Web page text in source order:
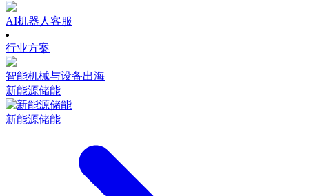
AI机器人客服
行业方案
智能机械与设备出海
新能源储能
新能源储能